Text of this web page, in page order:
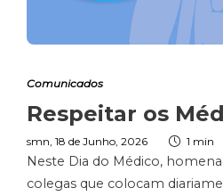
Comunicados
Respeitar os
smn 18 de Junho, 2026 1 min
Neste Dia do Médico,
colegas que colocam